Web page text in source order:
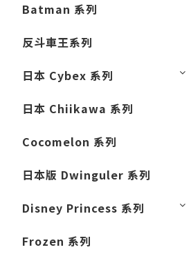
Batman 系列
反斗車王系列
日本 Cybex 系列
日本 Chiikawa 系列
Cocomelon 系列
日本版 Dwinguler 系列
Disney Princess 系列
Frozen 系列